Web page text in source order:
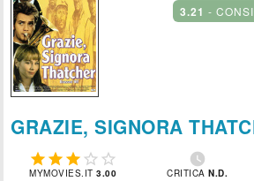
3.21 -
GRAZIE, SIGNORA
    
MYMOVIES.IT3.00

CRITICAN.D.